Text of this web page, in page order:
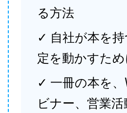
る方法
✓ 自社が本を
定を動かすた
✓ 一冊の本を
ビナー、営業